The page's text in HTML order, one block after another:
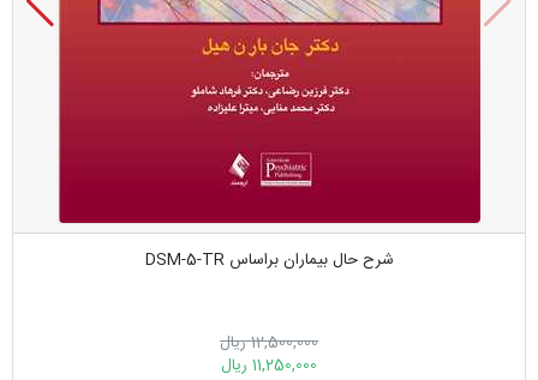
شرح حال بیماران براساس DSM-5-TR
12,500,000 ریال
11,250,000 ریال